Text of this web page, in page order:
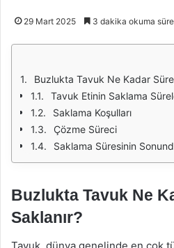
29 Mart 2025 3 dakika okuma
Buzlukta Tavuk Ne Kadar
Tavuk Etinin Saklama
Saklama Koşulları
Çözme Süreci
Saklama Süresinin
Buzlukta Tavuk Ne
Saklanır?
Tavuk, dünya genelinde en çok